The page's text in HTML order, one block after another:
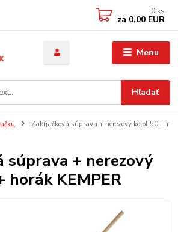
Menu
Hľadať
0 ks
za 0,00 EUR
Zabíjačková súprava + nerezový kotol 50 L +
súprava + nerezový
horák KEMPER